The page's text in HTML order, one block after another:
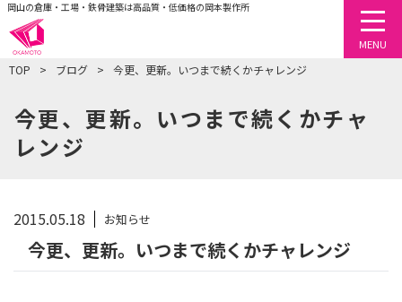
岡山の倉庫・工場・鉄骨建築は高品質・低価格の岡本製作所
TOP ブログ 今更、更新。いつまで続くかチャレンジ
MENU
今更、更新。いつまで続くかチャ
レンジ
2015.05.18 お知らせ
今更、更新。いつまで続くかチャレンジ